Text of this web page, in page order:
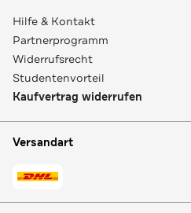
Hilfe & Kontakt
Partnerprogramm
Widerrufsrecht
Studentenvorteil
Kaufvertrag widerrufen
Versandart